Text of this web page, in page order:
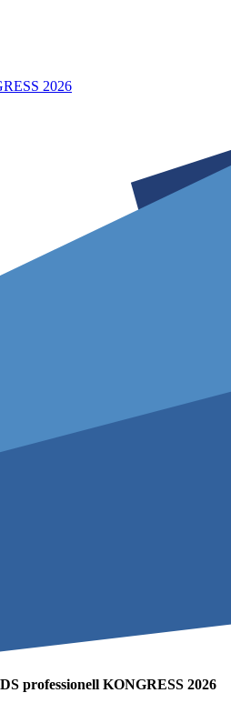
2026
professionell KONGRESS 2026